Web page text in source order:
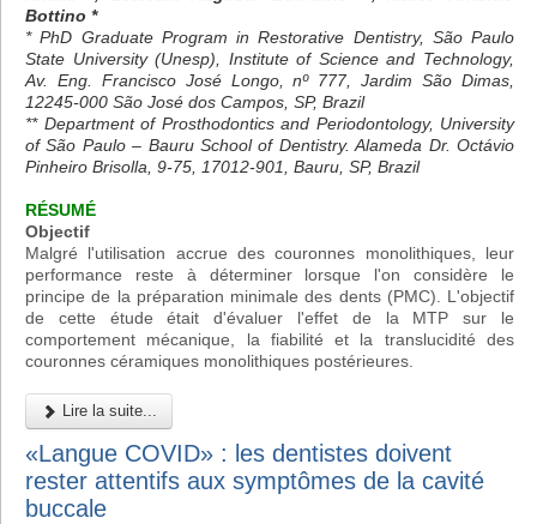
Bottino *
* PhD Graduate Program in Restorative Dentistry, São Paulo
State University (Unesp), Institute of Science and Technology,
Av. Eng. Francisco José Longo, nº 777, Jardim São Dimas,
12245-000 São José dos Campos, SP, Brazil
** Department of Prosthodontics and Periodontology, University
of São Paulo – Bauru School of Dentistry. Alameda Dr. Octávio
Pinheiro Brisolla, 9-75, 17012-901, Bauru, SP, Brazil
RÉSUMÉ
Objectif
Malgré l'utilisation accrue des couronnes monolithiques, leur
performance reste à déterminer lorsque l'on considère le
principe de la préparation minimale des dents (PMC). L'objectif
de cette étude était d'évaluer l'effet de la MTP sur le
comportement mécanique, la fiabilité et la translucidité des
couronnes céramiques monolithiques postérieures.
Lire la suite...
«Langue COVID» : les dentistes doivent
rester attentifs aux symptômes de la cavité
buccale